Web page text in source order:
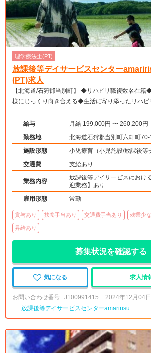
理学療法士(PT)
放課後等デイサービスセンター
(PT)求人
【北海道/石狩郡当別町】 ◆リハビリ職複数名在籍◆日曜固定休み◆お子
様にじっくり向き合える◆生活に寄り添ったリハ
給与
月給 199,000円 〜 260,200円
勤務地
北海道石狩郡当別町六軒町70-
施設形態
小児療育（小児施設/放課後等
交通費
支給あり
業務内容
放課後等デイサービスにおけ
迎業務】あり
雇用形態
常勤
賞与あり 扶養手当あり 交通費手当あり 残業少
昇給あり
募集状況を確認する
気になる 求人情
お問い合わせ番号 : J100991415
2024年12月04
放課後等デイサービスセンターamaririsu